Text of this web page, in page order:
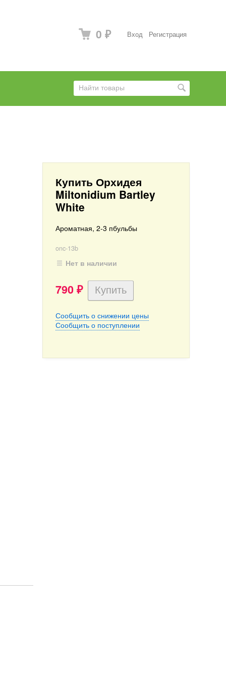
Вход Регистрация
0 ₽
Купить Орхидея
Miltonidium Bartley
White
Ароматная, 2-3 пбульбы
onc-13b
Нет в наличии
790 ₽
Сообщить о снижении цены
Сообщить о поступлении